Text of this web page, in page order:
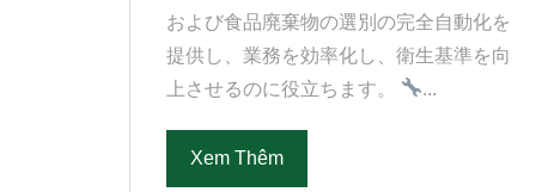
および食品廃棄物の選別の完全自動化を
提供し、業務を効率化し、衛生基準を向
上させるのに役立ちます。
...
Xem Thêm